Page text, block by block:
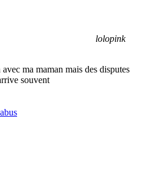
lolopink
ma maman mais des disputes
souvent